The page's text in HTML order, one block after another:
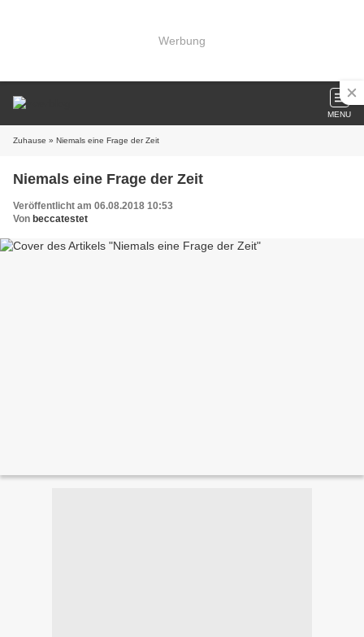
Werbung
MENU
Zuhause » Niemals eine Frage der Zeit
Niemals eine Frage der Zeit
Veröffentlicht am 06.08.2018 10:53
Von beccatestet